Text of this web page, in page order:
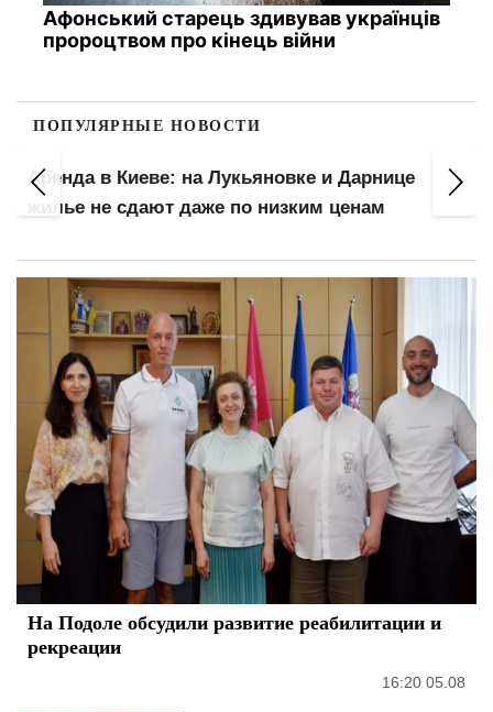
Афонський старець здивував українців
пророцтвом про кінець війни
ПОПУЛЯРНЫЕ НОВОСТИ
Яблочный Спас: что положить в корзину, как
освятить яблоки и чего нельзя делать
На Подоле обсудили развитие реабилитации и
рекреации
16:20 05.08